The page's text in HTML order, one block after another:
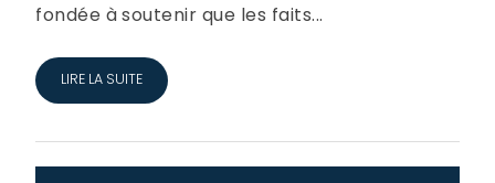
fondée à soutenir que les faits...
LIRE LA SUITE